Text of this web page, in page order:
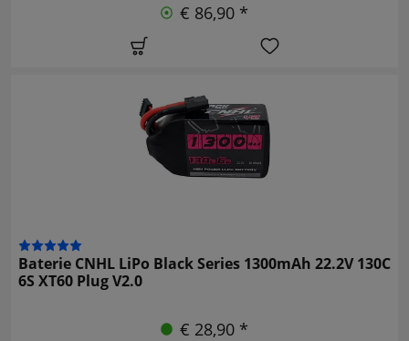
€ 86,90 *
Baterie CNHL LiPo Black Series 1300mAh 22.2V 130C
6S XT60 Plug V2.0
€ 28,90 *